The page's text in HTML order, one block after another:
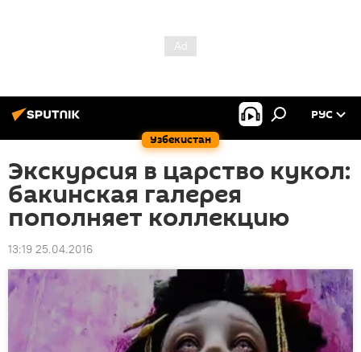
Узбекистан
РУС
Экскурсия в царство кукол:
бакинская галерея
пополняет коллекцию
13:19 25.04.2016